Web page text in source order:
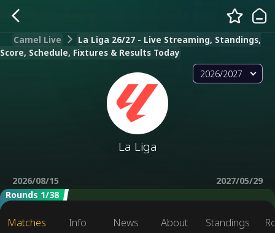
Camel Live
La Liga 26/27 - Live Streaming, Standings,
Score, Schedule, Fixtures & Results Today
2026/2027
La Liga
2026/08/15
2027/05/29
Rounds 1/38
Matches Info News About Standings